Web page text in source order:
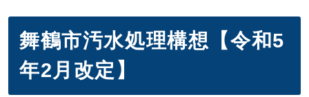
舞鶴市汚水処理構想【令和5
年2月改定】